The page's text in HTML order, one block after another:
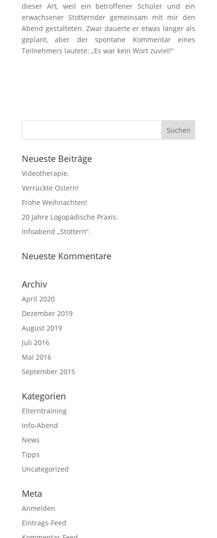
dieser Art, weil ein betroffener Schüler und ein
erwachsener Stotternder gemeinsam mit mir den
Abend gestalteten. Zwar dauerte er etwas länger als
geplant, aber der spontane Kommentar eines
Teilnehmers lautete: „Es war kein Wort zuviel!“
Neueste Beiträge
Videotherapie.
Verrückte Ostern!
Frohe Weihnachten!
20 Jahre Logopädische Praxis.
Infoabend „Stottern“.
Neueste Kommentare
Archiv
April 2020
Dezember 2019
August 2019
Juli 2016
Mai 2016
September 2015
Kategorien
Elterntraining
Info-Abend
News
Tipps
Uncategorized
Meta
Anmelden
Eintrags-Feed